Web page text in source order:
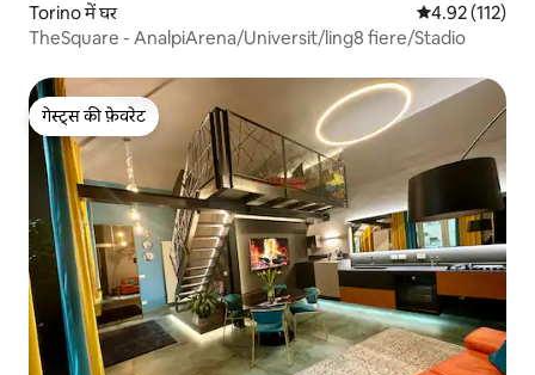
Torino में घर औसत रेटिंग 5 में से
4.92 (112)
TheSquare - AnalpiArena/Universit/ling8 fiere/Stadio
गेस्ट्स की फ़ेवरेट
गेस्ट्स की फ़ेवरेट